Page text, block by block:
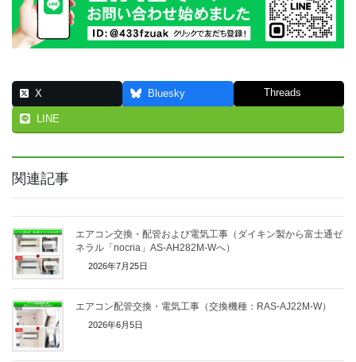
X Bluesky Threads
LINE
関連記事
エアコン交換・配管および電気工事（ダイキン製から富士通ゼ
ネラル「nocria」AS-AH282M-Wへ）
2026年7月25日
エアコン配管交換・電気工事（交換機種：RAS-AJ22M-W）
2026年6月5日